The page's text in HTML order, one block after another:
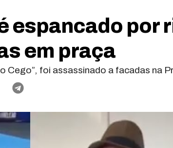
espancado por
em praça
Cego”, foi assassinado a facadas na